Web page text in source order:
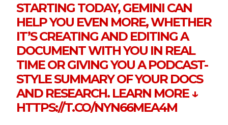
STARTING TODAY, GEMINI CAN
HELP YOU EVEN MORE, WHETHER
IT’S CREATING AND EDITING A
DOCUMENT WITH YOU IN REAL
TIME OR GIVING YOU A PODCAST-
STYLE SUMMARY OF YOUR DOCS
AND RESEARCH. LEARN MORE ↓
HTTPS://T.CO/NYN66MEA4M